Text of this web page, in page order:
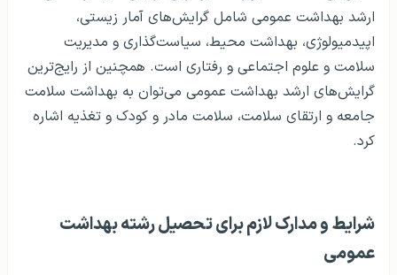
ارشد بهداشت عمومی شامل گرایش‌های آمار زیستی،
اپیدمیولوژی، بهداشت محیط، سیاست‌گذاری و مدیریت
سلامت و علوم اجتماعی و رفتاری است. همچنین از رایج‌ترین
گرایش‌های ارشد بهداشت عمومی می‌توان به بهداشت سلامت
جامعه و ارتقای سلامت، سلامت مادر و کودک و تغذیه اشاره
کرد.
شرایط و مدارک لازم برای تحصیل رشته بهداشت
عمومی